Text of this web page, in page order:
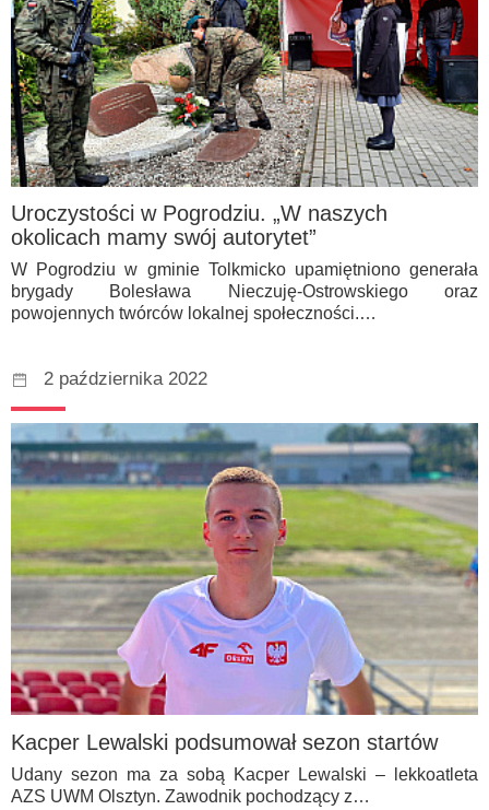
Uroczystości w Pogrodziu. „W naszych
okolicach mamy swój autorytet”
W Pogrodziu w gminie Tolkmicko upamiętniono generała
brygady Bolesława Nieczuję-Ostrowskiego oraz
powojennych twórców lokalnej społeczności.…
2 października 2022
Kacper Lewalski podsumował sezon startów
Udany sezon ma za sobą Kacper Lewalski – lekkoatleta
AZS UWM Olsztyn. Zawodnik pochodzący z…